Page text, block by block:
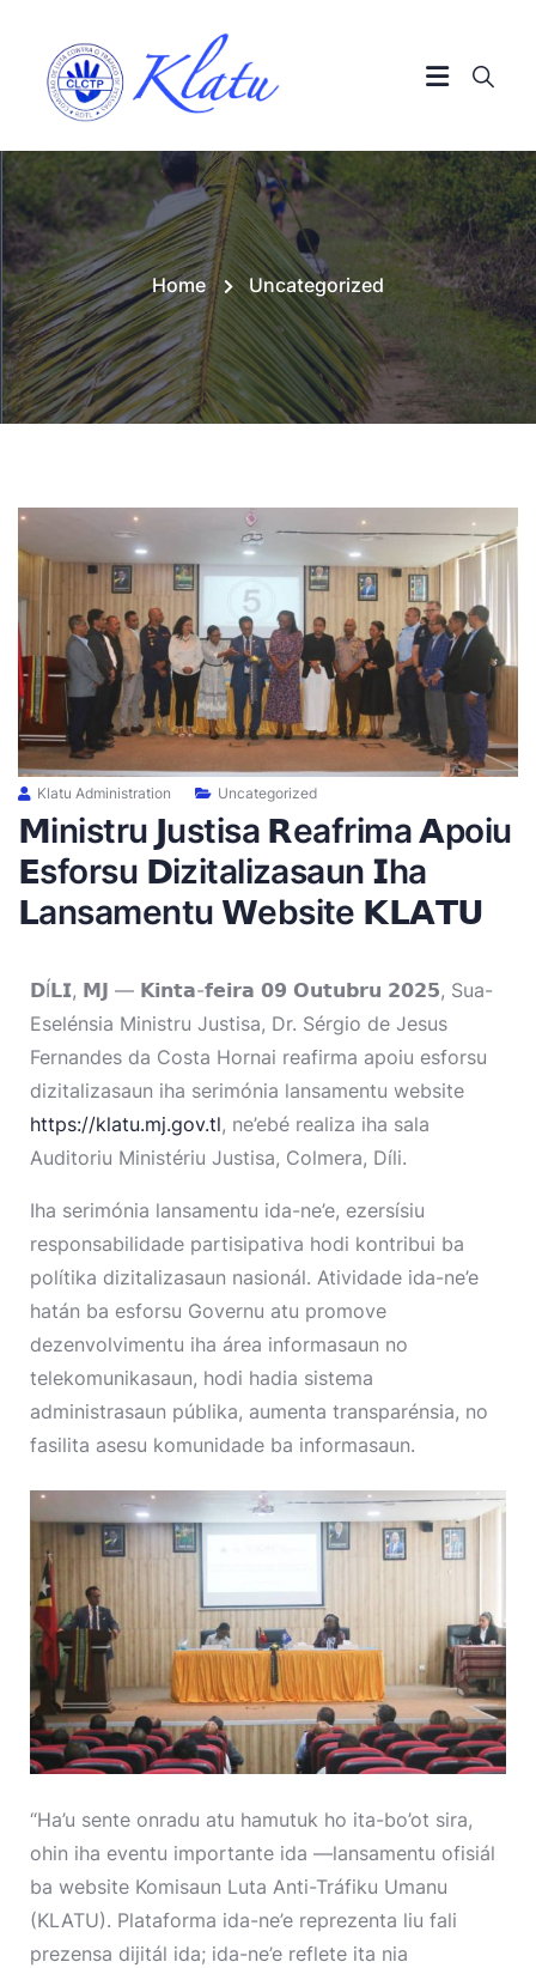
Home Uncategorized
Klatu Administration Uncategorized
𝗠inistru 𝗝ustisa 𝗥eafrima 𝗔poiu
𝗘sforsu 𝗗izitalizasaun 𝗜ha
𝗟ansamentu 𝗪ebsite 𝗞𝗟𝗔𝗧𝗨
𝗗Í𝗟𝗜, 𝗠𝗝 — 𝗞𝗶𝗻𝘁𝗮-𝗳𝗲𝗶𝗿𝗮 𝟬𝟵 𝗢𝘂𝘁𝘂𝗯𝗿𝘂 𝟮𝟬𝟮𝟱, Sua-
Eselénsia Ministru Justisa, Dr. Sérgio de Jesus
Fernandes da Costa Hornai reafirma apoiu esforsu
dizitalizasaun iha serimónia lansamentu website
https://klatu.mj.gov.tl, ne’ebé realiza iha sala
Auditoriu Ministériu Justisa, Colmera, Díli.
Iha serimónia lansamentu ida-ne’e, ezersísiu
responsabilidade partisipativa hodi kontribui ba
polítika dizitalizasaun nasionál. Atividade ida-ne’e
hatán ba esforsu Governu atu promove
dezenvolvimentu iha área informasaun no
telekomunikasaun, hodi hadia sistema
administrasaun públika, aumenta transparénsia, no
fasilita asesu komunidade ba informasaun.
“Ha’u sente onradu atu hamutuk ho ita-bo’ot sira,
ohin iha eventu importante ida —lansamentu ofisiál
ba website Komisaun Luta Anti-Tráfiku Umanu
(KLATU). Plataforma ida-ne’e reprezenta liu fali
prezensa dijitál ida; ida-ne’e reflete ita nia